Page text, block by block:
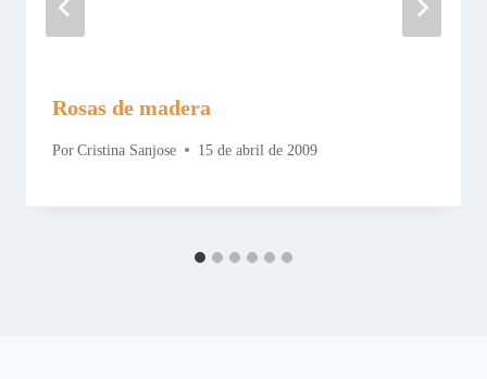
Rosas de madera
Por Cristina Sanjose 15 de abril de 2009